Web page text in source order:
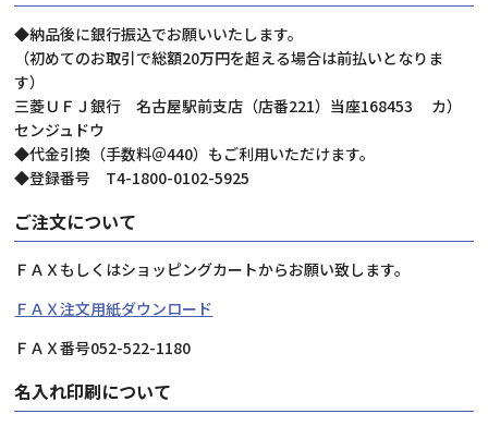
◆納品後に銀行振込でお願いいたします。
（初めてのお取引で総額20万円を超える場合は前払いとなりま
す）
三菱ＵＦＪ銀行 名古屋駅前支店（店番221）当座168453 カ）
センジュドウ
◆代金引換（手数料＠440）もご利用いただけます。
◆登録番号 T4-1800-0102-5925
ご注文について
ＦＡＸもしくはショッピングカートからお願い致します。
ＦＡＸ注文用紙ダウンロード
ＦＡＸ番号052-522-1180
名入れ印刷について